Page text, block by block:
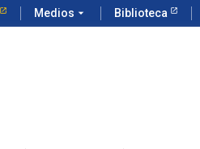
Medios arrow_drop_down Biblioteca